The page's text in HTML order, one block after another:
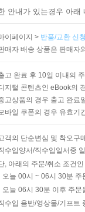
안내가 있는경우 아
이페이지 > 반품/교환 신
매자 배송 상품은 판매자
고 완료 후 10일 이내의
지털 콘텐츠인 eBook의
고상품의 경우 출고 완료
바일 쿠폰의 경우 유효기
객의 단순변심 및 착오구
수입양서/직수입일서중
, 아래의 주문/취소 조건
오늘 00시 ~ 06시 30분
오늘 06시 30분 이후 주
수입 음반/영상물/기프트